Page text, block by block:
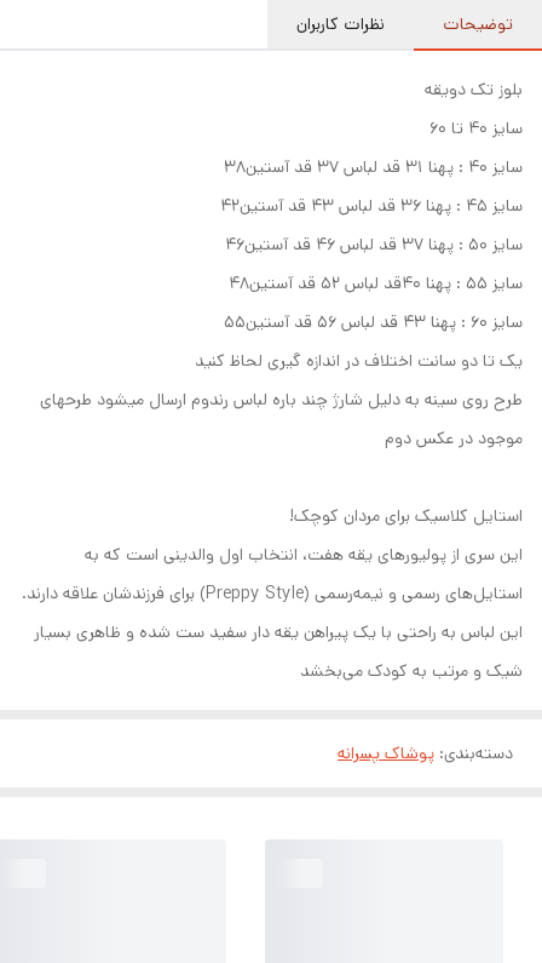
توضیحات نظرات کاربران
بلوز تک دویقه
سایز ۴۰ تا ۶۰
سایز ۴۰ : پهنا ۳۱ قد لباس ۳۷ قد آستین۳۸
سایز ۴۵ : پهنا ۳۶ قد لباس ۴۳ قد آستین۴۲
سایز ۵۰ : پهنا ۳۷ قد لباس ۴۶ قد آستین۴۶
سایز ۵۵ : پهنا ۴۰قد لباس ۵۲ قد آستین۴۸
سایز ۶۰ : پهنا ۴۳ قد لباس ۵۶ قد آستین۵۵
یک تا دو سانت اختلاف در اندازه گیری لحاظ کنید
طرح روی سینه به دلیل شارژ چند باره لباس رندوم ارسال میشود طرحهای
موجود در عکس دوم
استایل کلاسیک برای مردان کوچک!
این سری از پولیورهای یقه هفت، انتخاب اول والدینی است که به
استایل‌های رسمی و نیمه‌رسمی (Preppy Style) برای فرزندشان علاقه دارند.
این لباس به راحتی با یک پیراهن یقه دار سفید ست شده و ظاهری بسیار
شیک و مرتب به کودک می‌بخشد
دسته‌بندی: پوشاک پسرانه